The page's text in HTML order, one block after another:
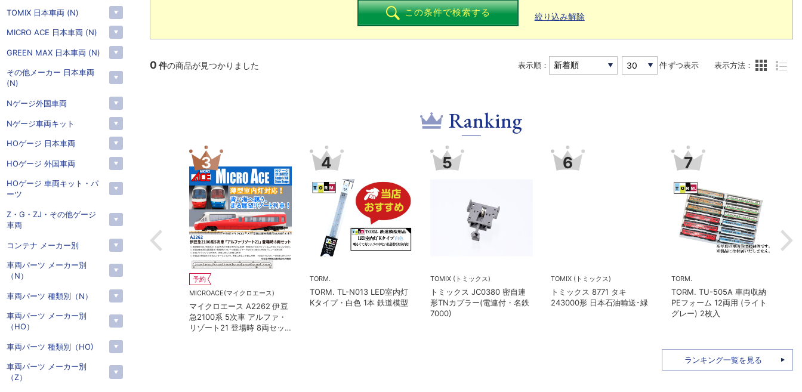
この条件で検索する 絞り込み解除
0 件の商品が見つかりました 表示順： 件ずつ表示 表示方法：
Ranking
室内灯
本 鉄道模
2
KATO(カトー）
様
3
予約
MICROACE(マイクロエース)
マイクロエース A2262 伊豆
急2100系 5次車 アルファ・
リゾート21 登場時 8両セッ
4
TORM.
TORM. TL-N013 LED室内灯
Kタイプ・白色 1本 鉄道模型
5
TOMIX (トミックス)
トミックス JC0380 密自連
形TNカプラー(電連付・名鉄
7000)
6
TOMIX (トミックス)
トミックス 8771 タキ
243000形 日本石油輸送･緑
7
TORM.
TORM. TU-505A 車両収納
PEフォーム 12両用 (ライト
グレー) 2枚入
ランキング一覧を見る
TOMIX 日本車両 (N)
MICRO ACE 日本車両 (N)
GREEN MAX 日本車両 (N)
その他メーカー 日本車両
(N)
Nゲージ外国車両
Nゲージ車両キット
HOゲージ 日本車両
HOゲージ 外国車両
HOゲージ 車両キット・パ
ーツ
Z・G・ZJ・その他ゲージ
車両
コンテナ メーカー別
車両パーツ メーカー別
（N）
車両パーツ 種類別（N）
車両パーツ メーカー別
（HO）
車両パーツ 種類別（HO)
車両パーツ メーカー別
（Z）